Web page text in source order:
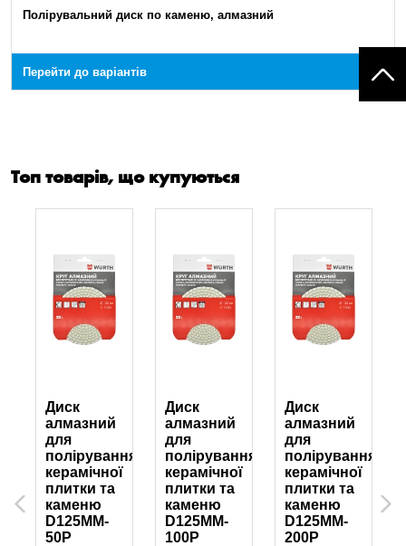
Полірувальний диск по каменю, алмазний
Перейти до варіантів
Топ товарів, що купуються
Previous
Диск
алмазний
для
полірування
керамічної
плитки та
каменю
D125MM-
50Р
Диск
алмазний
для
полірування
керамічної
плитки та
каменю
D125MM-
100Р
Диск
алмазний
для
полірування
керамічної
плитки та
каменю
D125MM-
200Р
Next